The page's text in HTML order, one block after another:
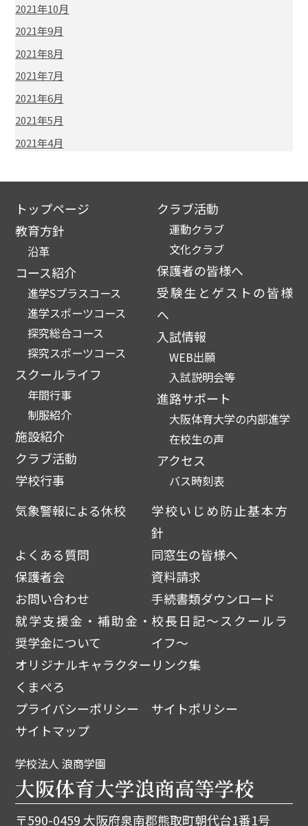
2021年10月
2021年9月
2021年8月
2021年7月
2021年6月
2021年5月
2021年4月
トップページ
教育方針
沿革
コース紹介
進学Sプラスコース
進学スポーツコース
探究総合コース
探究スポーツコース
スクールライフ
年間行事
制服紹介
施設紹介
クラブ活動
学校行事
クラブ活動
運動クラブ
文化クラブ
保護者の皆様へ
受験生とゲストの皆様
へ
入試情報
WEB出願
入試説明会等
進路サポート
大阪体育大学の内部進学
在校生の声
アクセス
バス時刻表
気象警報による休校
学校いじめ防止基本方
針
よくある質問
同窓生の皆様へ
保護者会
資料請求
お問い合わせ
手続書類ダウンロード
就学支援金・補助金・
奨学金について
校長日記～スクールラ
イフ～
オリジナルキャラクター
くまぺろ
リンク集
プライバシーポリシー
サイトポリシー
サイトマップ
学校法人 浪商学園
大阪体育大学浪商高等学校
〒590-0459 大阪府泉南郡熊取町朝代台1番1号